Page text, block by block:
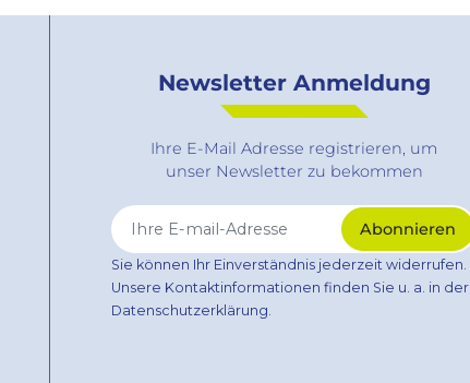
Newsletter Anmeldung
Ihre E-Mail Adresse registrieren, um
unser Newsletter zu bekommen
Sie können Ihr Einverständnis jederzeit widerrufen.
Unsere Kontaktinformationen finden Sie u. a. in der
Datenschutzerklärung.